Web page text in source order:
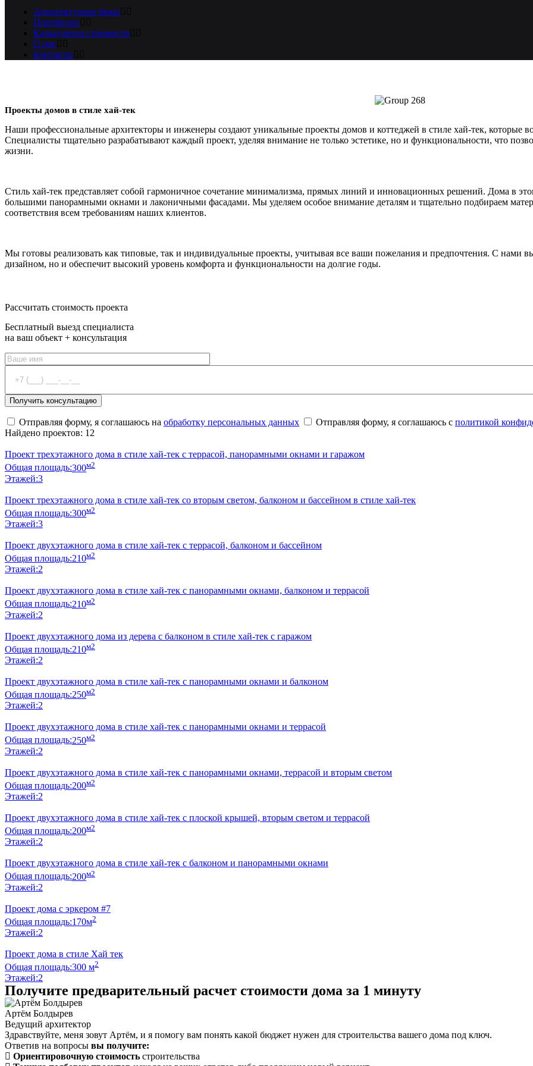
Архитектурное бюро
Портфолио
Калькулятор стоимости
О нас
Контакты
Проекты домов в стиле хай-тек
Наши профессиональные архитекторы и инженеры создают уникальные проекты домов и коттеджей в стиле хай-тек, которые
Специалисты тщательно разрабатывают каждый проект, уделяя внимание не только эстетике, но и функциональности, что
жизни.
Стиль хай-тек представляет собой гармоничное сочетание минимализма, прямых линий и инновационных решений. Дома в
большими панорамными окнами и лаконичными фасадами. Мы уделяем особое внимание деталям и тщательно подбираем
соответствия всем требованиям наших клиентов.
Мы готовы реализовать как типовые, так и индивидуальные проекты, учитывая все ваши пожелания и предпочтения. С нами
дизайном, но и обеспечит высокий уровень комфорта и функциональности на долгие годы.
Рассчитать стоимость проекта
Бесплатный выезд специалиста
на ваш объект + консультация
Отправляя форму, я соглашаюсь на обработку персональных данных Отправляя форму, я соглашаюсь с политикой
Найдено проектов: 12
Проект трехэтажного дома в стиле хай-тек с террасой, панорамными окнами и гаражом
Общая площадь:300м2
Этажей:3
Проект трехэтажного дома в стиле хай-тек со вторым светом, балконом и бассейном в стиле хай-тек
Общая площадь:300м2
Этажей:3
Проект двухэтажного дома в стиле хай-тек с террасой, балконом и бассейном
Общая площадь:210м2
Этажей:2
Проект двухэтажного дома в стиле хай-тек с панорамными окнами, балконом и террасой
Общая площадь:210м2
Этажей:2
Проект двухэтажного дома из дерева с балконом в стиле хай-тек с гаражом
Общая площадь:210м2
Этажей:2
Проект двухэтажного дома в стиле хай-тек с панорамными окнами и балконом
Общая площадь:250м2
Этажей:2
Проект двухэтажного дома в стиле хай-тек с панорамными окнами и террасой​
Общая площадь:250м2
Этажей:2
Проект двухэтажного дома в стиле хай-тек с панорамными окнами, террасой и вторым светом
Общая площадь:200м2
Этажей:2
Проект двухэтажного дома в стиле хай-тек с плоской крышей, вторым светом и террасой
Общая площадь:200м2
Этажей:2
Проект двухэтажного дома в стиле хай-тек с балконом и панорамными окнами
Общая площадь:200м2
Этажей:2
Проект дома с эркером #7
Общая площадь:170м2
Этажей:2
Проект дома в стиле Хай тек
Общая площадь:300 м2
Этажей:2
Получите предварительный расчет стоимости дома за 1 минуту
Артём Болдырев
Ведущий архитектор
Здравствуйте, меня зовут Артём, и я помогу вам понять какой бюджет нужен для строительства вашего дома под ключ.
Ответив на вопросы вы получите:
Ориентировочную стоимость строительства